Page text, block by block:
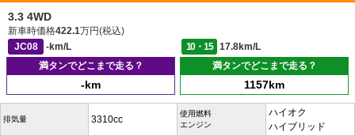
3.3 4WD
新車時価格422.1万円(税込)
JC08
-km/L 10・15
17.8km/L
満タンでどこまで走る？
-km
満タンでどこまで走る？
1157km
排気量 3310cc
使用燃料
エンジン
ハイオク
ハイブリッド